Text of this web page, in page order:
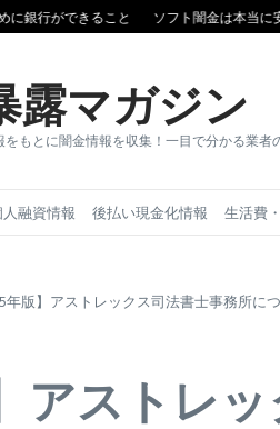
きること ソフト闇金は本当に安全？普
露マガジン
をもとに闇金情報を収集！一目で分かる業者
人融資情報 後払い現金化情報 生活費
年版】アストレックス司法書士事務所に
アストレ